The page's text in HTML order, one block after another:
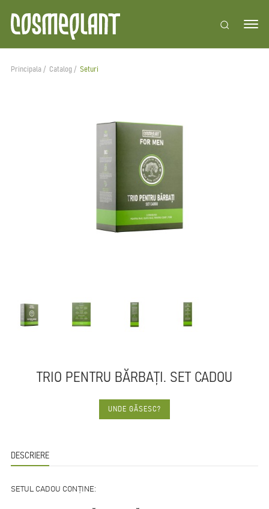
Principala Catalog Seturi
TRIO PENTRU BĂRBAȚI. SET CADOU
UNDE GĂSESC?
DESCRIERE
SETUL CADOU CONȚINE: